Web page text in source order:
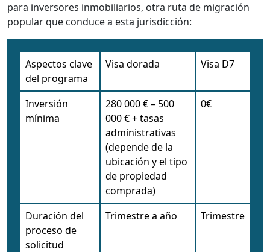
para inversores inmobiliarios, otra ruta de migración
popular que conduce a esta jurisdicción:
Aspectos clave
del programa
Visa dorada Visa D7
Inversión
mínima
280 000 € – 500
000 € + tasas
administrativas
(depende de la
ubicación y el tipo
de propiedad
comprada)
0€
Duración del
proceso de
solicitud
Trimestre a año Trimestre